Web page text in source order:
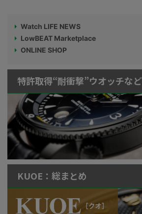
Watch LIFE NEWS
LowBEAT Marketplace
ONLINE SHOP
特許取得“耐衝撃”ウオッチなど
KUOE：総まとめ